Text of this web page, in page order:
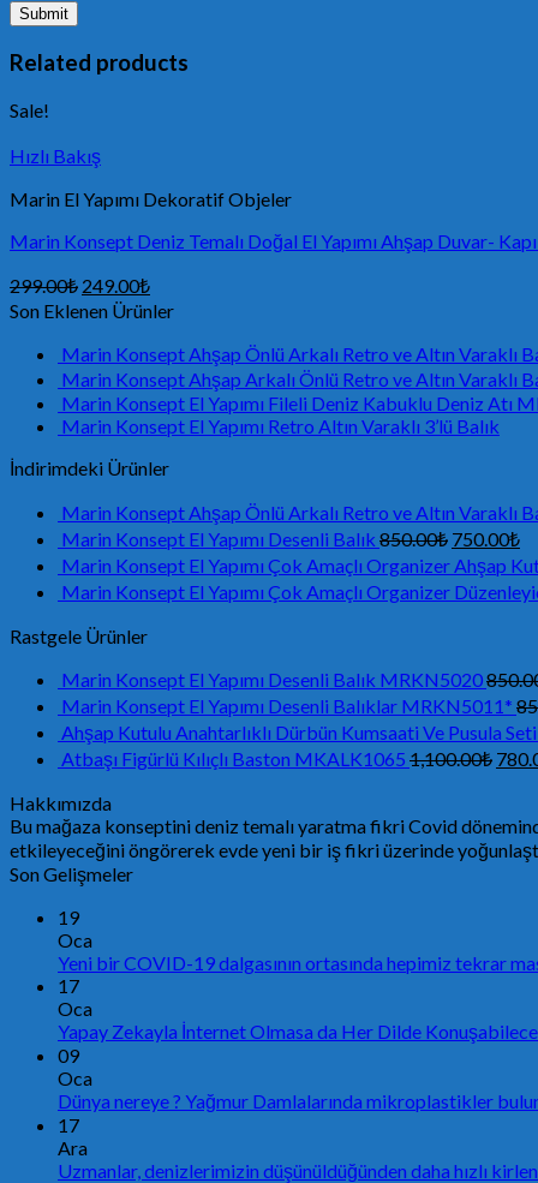
Related products
Sale!
Hızlı Bakış
Marin El Yapımı Dekoratif Objeler
Marin Konsept Deniz Temalı Doğal El Yapımı Ahşap Duvar-
299.00₺ 249.00₺
Son Eklenen Ürünler
Marin Konsept Ahşap Önlü Arkalı Retro ve Altın Varaklı
Marin Konsept Ahşap Arkalı Önlü Retro ve Altın Varaklı
Marin Konsept El Yapımı Fileli Deniz Kabuklu Deniz Atı
Marin Konsept El Yapımı Retro Altın Varaklı 3’lü Balık
İndirimdeki Ürünler
Marin Konsept Ahşap Önlü Arkalı Retro ve Altın Varaklı
Marin Konsept El Yapımı Desenli Balık 850.00₺ 750.00₺
Marin Konsept El Yapımı Çok Amaçlı Organizer Ahşap
Marin Konsept El Yapımı Çok Amaçlı Organizer
Rastgele Ürünler
Marin Konsept El Yapımı Desenli Balık MRKN5020
Marin Konsept El Yapımı Desenli Balıklar MRKN5011*
Ahşap Kutulu Anahtarlıklı Dürbün Kumsaati Ve Pusula
Atbaşı Figürlü Kılıçlı Baston MKALK1065 1,100.00₺
Hakkımızda
Bu mağaza konseptini deniz temalı yaratma fikri Covid
etkileyeceğini öngörerek evde yeni bir iş fikri üzerinde
Son Gelişmeler
19
Oca
Yeni bir COVID-19 dalgasının ortasında hepimiz tekrar
17
Oca
Yapay Zekayla İnternet Olmasa da Her Dilde
09
Oca
Dünya nereye ? Yağmur Damlalarında mikroplastikler
17
Ara
Uzmanlar, denizlerimizin düşünüldüğünden daha hızlı